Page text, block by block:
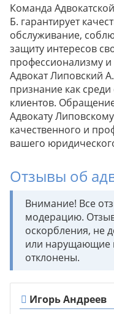
Команда
Б. гарантирует
обслуживание,
защиту интересов
профессионализму и
Адвокат Липовский
признание как среди
клиентов.
Адвокату
качественного и
вашего
Отзывы об
Внимание! Все
модерацию.
оскорбления, не
или нарущающие
отклонены.
Игорь Андреев